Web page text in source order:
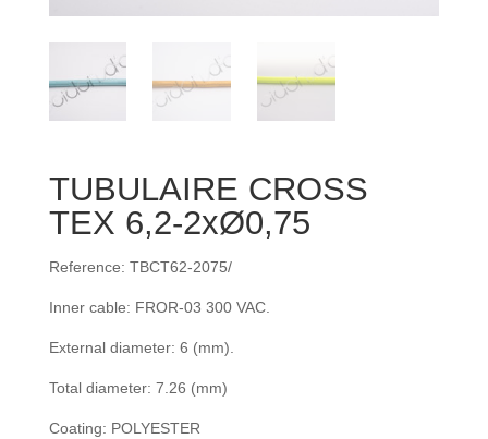
TUBULAIRE CROSS
TEX 6,2-2xØ0,75
Reference: TBCT62-2075/
Inner cable: FROR‐03 300 VAC.
External diameter: 6 (mm).
Total diameter: 7.26 (mm)
Coating: POLYESTER